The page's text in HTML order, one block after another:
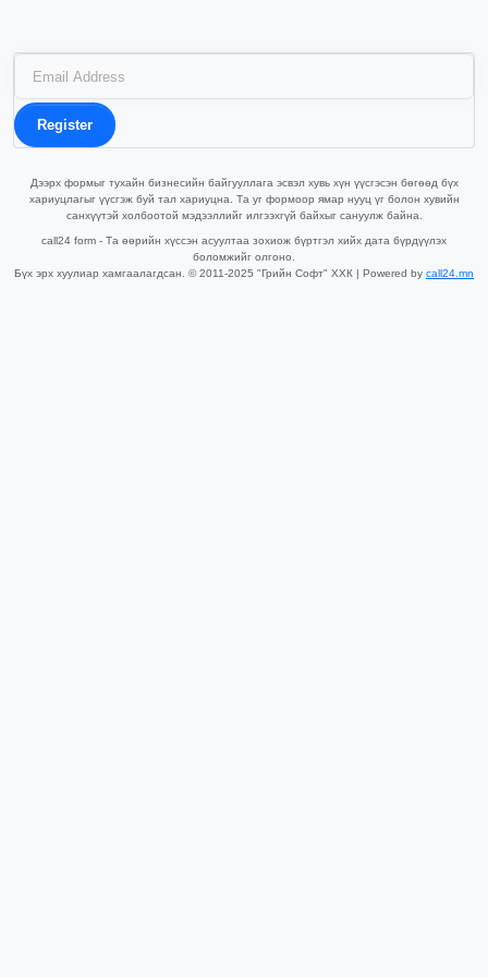
Register
Дээрх формыг тухайн бизнесийн байгууллага эсвэл хувь хүн үүсгэсэн бөгөөд бүх
хариуцлагыг үүсгэж буй тал хариуцна. Та уг формоор ямар нууц үг болон хувийн
санхүүтэй холбоотой мэдээллийг илгээхгүй байхыг сануулж байна.
call24 form - Та өөрийн хүссэн асуултаа зохиож бүртгэл хийх дата бүрдүүлэх
боломжийг олгоно.
Бүх эрх хуулиар хамгаалагдсан. © 2011-2025 "Грийн Софт" ХХК | Powered by call24.mn